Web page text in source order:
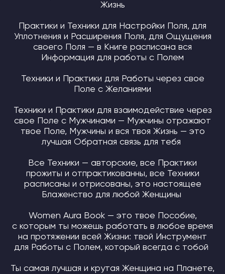
Жизнь
Практики и Техники для Настройки Поля, для
Уплотнения и Расширения Поля, для Ощущения
своего Поля — в Книге расписана вся
Информация для работы с Полем
Техники и Практики для Работы через свое
Поле с Желаниями
Техники и Практики для взаимодействие через
свое Поле с Мужчинами — Мужчины отражают
твое Поле, Мужчины и вся твоя Жизнь — это
лучшая Обратная связь для тебя
Все Техники — авторские, все Практики
прожиты и отпрактикованны, все Техники
расписаны и отрисованы, это настоящее
Блаженство для любой Женщины
Women Aura Book — это твое Пособие,
с которым ты можешь работать в любое время
на протяжении всей Жизни: твой Инструмент
для Работы с Полем, который всегда с тобой
Ты самая лучшая и крутая Женщина на Планете,
Если у Вас возникли вопросы или нужна
помощь в оформлении заказа, напишите
TELEGRAM Mir Soulmate Family